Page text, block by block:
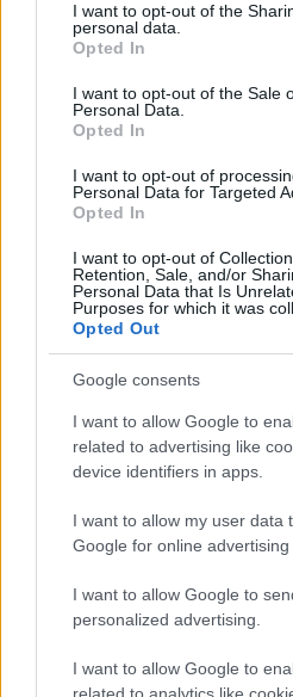
not limited to your visit or usage
grant or deny consent to Google
use your data for below specified
consent section.
I want to opt-out of the
personal data.
Opted In
I want to opt-out of the Sale
Personal Data.
Opted In
I want to opt-out of
Personal Data for Targeted
Opted In
I want to opt-out of
Retention, Sale, and/or
Personal Data that Is
Purposes for which it was
Opted Out
Google consents
I want to allow Google to
related to advertising like
device identifiers in apps.
I want to allow my user data
Google for online advertising
I want to allow Google to
personalized advertising.
I want to allow Google to
Megérkezett
KECSKEMÉTEN IS
TOVÁBBKÉPZÉSEKKEL
EGYETEM
Országos hírek
A lakosságra is fontos szerep
elkerülésében
Folytatódik a szúnyogírtás szerte
vödrökben, gyermekjátékokban.
Túlfogyasztás
felhasználta
évre